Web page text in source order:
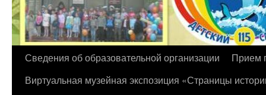
Перейти
Сведения об образовательной организации
Прием
Виртуальная музейная экспозиция «Страницы